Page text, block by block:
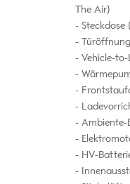
The Air)
Steckdose
Vehicle-to-
Ambiente-
HV-